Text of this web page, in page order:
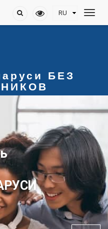
БЕЗ